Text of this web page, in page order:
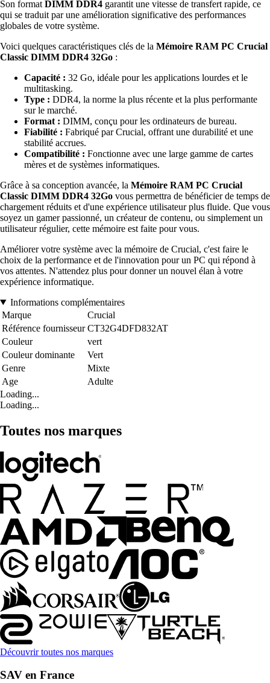
Son format DIMM DDR4 garantit une vitesse de transfert rapide, ce
qui se traduit par une amélioration significative des performances
globales de votre système.
Voici quelques caractéristiques clés de la Mémoire RAM PC Crucial
Classic DIMM DDR4 32Go :
Capacité : 32 Go, idéale pour les applications lourdes et le
multitasking.
Type : DDR4, la norme la plus récente et la plus performante
sur le marché.
Format : DIMM, conçu pour les ordinateurs de bureau.
Fiabilité : Fabriqué par Crucial, offrant une durabilité et une
stabilité accrues.
Compatibilité : Fonctionne avec une large gamme de cartes
mères et de systèmes informatiques.
Grâce à sa conception avancée, la Mémoire RAM PC Crucial
Classic DIMM DDR4 32Go vous permettra de bénéficier de temps de
chargement réduits et d'une expérience utilisateur plus fluide. Que vous
soyez un gamer passionné, un créateur de contenu, ou simplement un
utilisateur régulier, cette mémoire est faite pour vous.
Améliorer votre système avec la mémoire de Crucial, c'est faire le
choix de la performance et de l'innovation pour un PC qui répond à
vos attentes. N'attendez plus pour donner un nouvel élan à votre
expérience informatique.
Informations complémentaires
Marque
Crucial
Référence fournisseur CT32G4DFD832AT
Couleur
vert
Couleur dominante
Vert
Genre
Mixte
Age
Adulte
Loading...
Loading...
Toutes nos marques
Découvrir toutes nos marques
SAV en France